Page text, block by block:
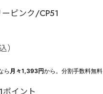
ピンク/CP51
）
ら 月々1,393円から。分割手数料無料
イント